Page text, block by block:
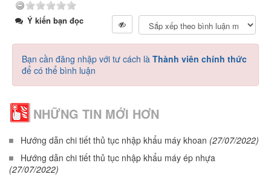
Ý kiến bạn đọc
Bạn cần đăng nhập với tư cách là Thành viên chính thức
để có thể bình luận
NHỮNG TIN MỚI HƠN
Hướng dẫn chi tiết thủ tục nhập khẩu máy khoan (27/07/2022)
Hướng dẫn chi tiết thủ tục nhập khẩu máy ép nhựa
(27/07/2022)